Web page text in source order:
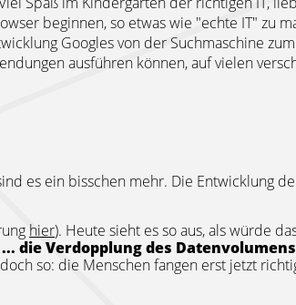
beginnen, so etwas wie "echte IT" zu
Googles von der Suchmaschine zum
ausführen können, auf vielen
es ein bisschen mehr. Die Entwicklung
hier). Heute sieht es so aus, als würde
die Verdopplung des
so: die Menschen fangen erst jetzt